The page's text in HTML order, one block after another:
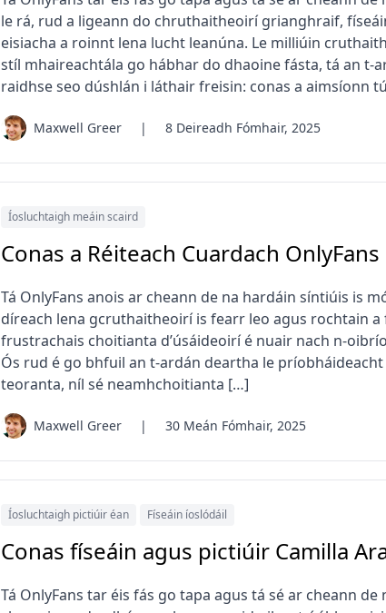
le rá, rud a ligeann do chruthaitheoirí grianghraif,
eisiacha a roinnt lena lucht leanúna. Le milliúin
stíl mhaireachtála go hábhar do dhaoine fásta, tá an t-
raidhse seo dúshlán i láthair freisin: conas a aimsíonn
Maxwell Greer | 8 Deireadh Fómhair, 2025
Íosluchtaigh meáin scaird
Conas a Réiteach Cuardach
Tá OnlyFans anois ar cheann de na hardáin síntiúis is
díreach lena gcruthaitheoirí is fearr leo agus rochtain
frustrachais choitianta d’úsáideoirí é nuair nach n-
Ós rud é go bhfuil an t-ardán deartha le
teoranta, níl sé neamhchoitianta […]
Maxwell Greer | 30 Meán Fómhair, 2025
Íosluchtaigh pictiúir éan Físeáin íoslódáil
Conas físeáin agus pictiúir Camilla
Tá OnlyFans tar éis fás go tapa agus tá sé ar cheann